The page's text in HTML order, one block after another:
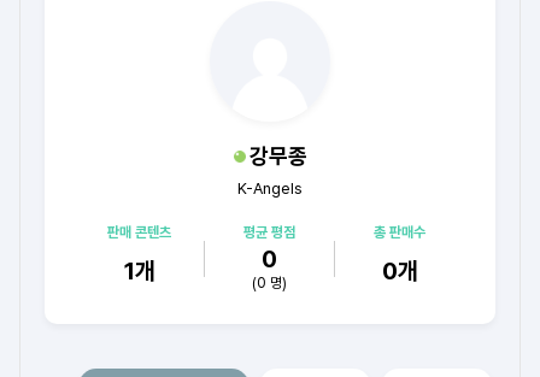
강무종
K-Angels
판매 콘텐츠
1개
평균 평점
0
(0 명)
총 판매수
0개